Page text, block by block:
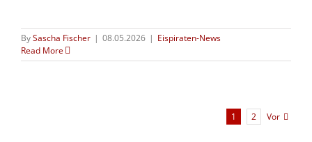
BySascha Fischer | 08.05.2026 | Eispiraten-News
Read More
1 2 Vor